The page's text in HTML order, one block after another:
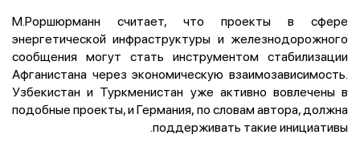
М.Роршюрманн считает, что проекты в сфере
энергетической инфраструктуры и железнодорожного
сообщения могут стать инструментом стабилизации
Афганистана через экономическую взаимозависимость.
Узбекистан и Туркменистан уже активно вовлечены в
подобные проекты, и Германия, по словам автора, должна
поддерживать такие инициативы.